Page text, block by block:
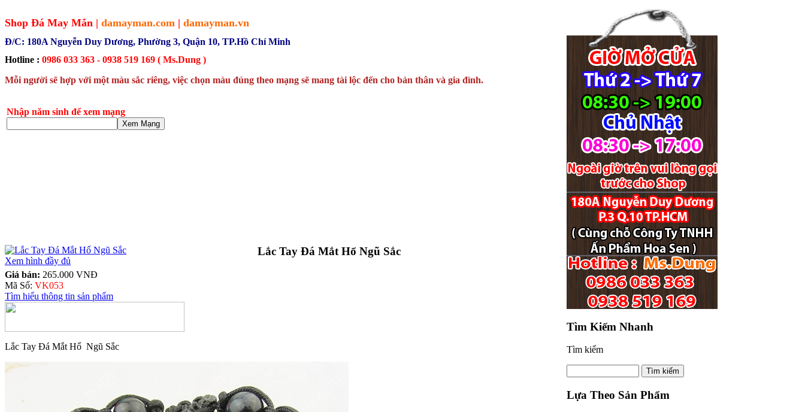
Shop Đá May Mắn | damayman.com | damayman.vn
Đ/C: 180A Nguyễn Duy Dương, Phường 3, Quận 10, TP.Hồ Chí Minh
Hotline : 0986 033 363 - 0938 519 169 ( Ms.Dung )
Mỗi người sẽ hợp với một màu sắc riêng, việc chọn màu đúng theo mạng sẽ mang tài lộc đến cho bản thân và gia đình.
Nhập năm sinh để xem mạng
Xem Mạng
Xem hình đầy đủ
Lắc Tay Đá Mắt Hổ Ngũ Sắc
Giá bán: 265.000 VNĐ
Mã Số: VK053
Tìm hiểu thông tin sản phẩm
Lắc Tay Đá Mắt Hổ Ngũ Sắc
Tìm Kiếm Nhanh
Tìm kiếm
Lựa Theo Sản Phẩm